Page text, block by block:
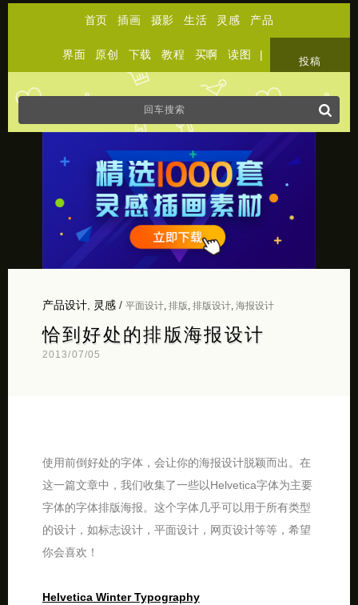
首页 插画 摄影 生活 灵感 产品
界面 原创 下载 教程 买啊 读图 |
投稿
产品设计, 灵感/ 平面设计, 排版 排版设计, 海报设计
恰到好处的排版海报设计
2013/07/05
使用前倒好处的字体，会让你的海报设计脱颖而出。在
这一篇文章中，我们收集了一些以Helvetica字体为主要
字体的字体排版海报。这个字体几乎可以用于所有类型
的设计，如标志设计，平面设计，网页设计等等，希望
你会喜欢！
Helvetica Winter Typography